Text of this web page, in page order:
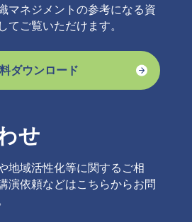
マネジメントの参考になる資
てご覧いただけます。
ダウンロード
せ
地域活性化等に関するご相
演依頼などはこちらからお問